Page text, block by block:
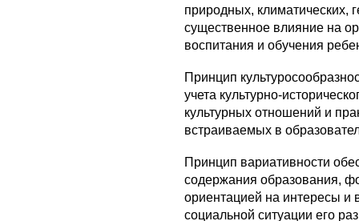
природных, климатических,
существенное влияние на
воспитания и обучения
Принцип
учета культурно-
культурных отношений и
встраиваемых в
Принцип вариативности
содержания образования,
ориентацией на интересы и
социальной ситуации его